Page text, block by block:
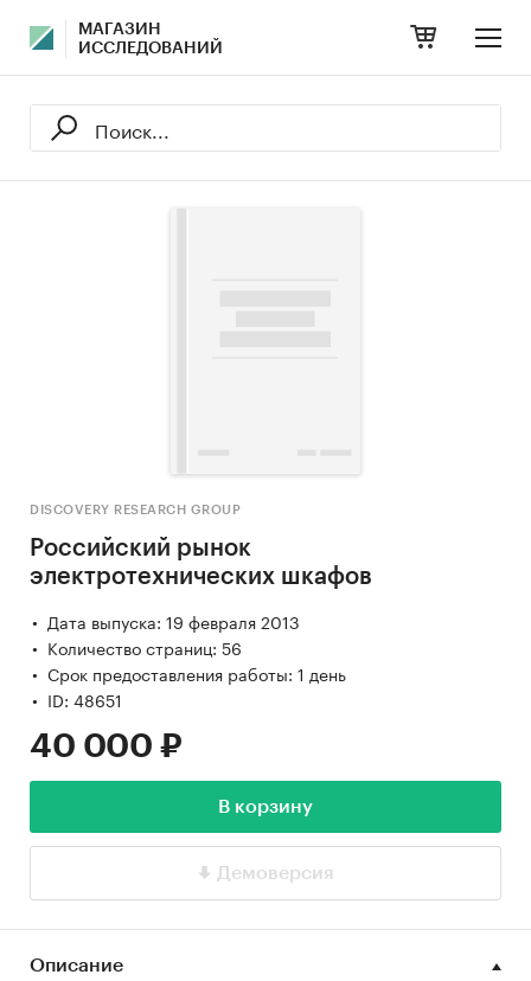
МАГАЗИН
ИССЛЕДОВАНИЙ
DISCOVERY RESEARCH GROUP
Российский рынок
электротехнических шкафов
Дата выпуска: 19 февраля 2013
Количество страниц: 56
Срок предоставления работы: 1 день
ID: 48651
40 000 ₽
В корзину
Демоверсия
Описание